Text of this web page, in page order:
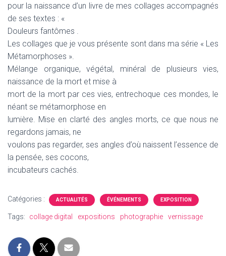
pour la naissance d’un livre de mes collages accompagnés
de ses textes : «
Douleurs fantômes .
Les collages que je vous présente sont dans ma série « Les
Métamorphoses ».
Mélange organique, végétal, minéral de plusieurs vies,
naissance de la mort et mise à
mort de la mort par ces vies, entrechoque ces mondes, le
néant se métamorphose en
lumière. Mise en clarté des angles morts, ce que nous ne
regardons jamais, ne
voulons pas regarder, ses angles d’où naissent l’essence de
la pensée, ses cocons,
incubateurs cachés.
Catégories : ACTUALITÉS ÉVÉNEMENTS EXPOSITION
Tags: collage digital expositions photographie vernissage